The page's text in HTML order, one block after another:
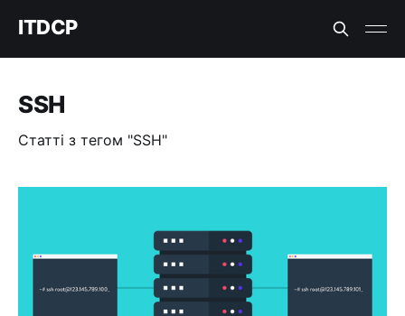
ITDCP
SSH
Статті з тегом "SSH"